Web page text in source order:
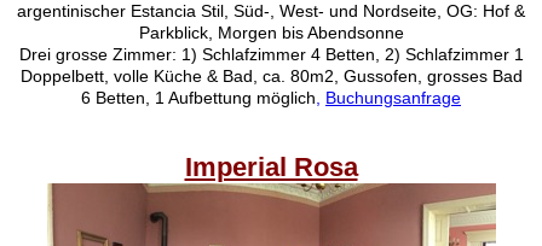
argentinischer Estancia Stil, Süd-, West- und Nordseite, OG: Hof &
Parkblick, Morgen bis Abendsonne
Drei grosse Zimmer: 1) Schlafzimmer 4 Betten, 2) Schlafzimmer 1
Doppelbett, volle Küche & Bad, ca. 80m2, Gussofen, grosses Bad
6 Betten, 1 Aufbettung möglich, Buchungsanfrage
Imperial Rosa